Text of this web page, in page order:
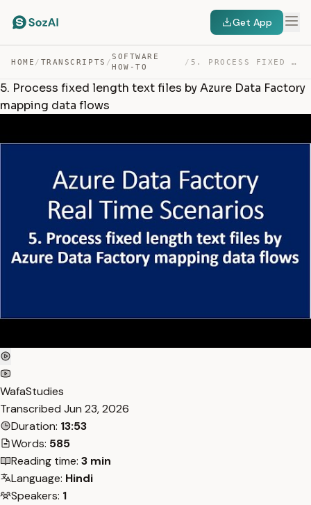
Get App
HOME / TRANSCRIPTS /
SOFTWARE
HOW-TO
/ 5. PROCESS FIXED LENGTH TEXT FILES BY AZURE DATA FACTOR… — TRANSCRIPT
5. Process fixed length text files by Azure Data Factory
mapping data flows
WafaStudies
Transcribed Jun 23, 2026
Duration: 13:53
Words: 585
Reading time: 3 min
Language: Hindi
Speakers: 1